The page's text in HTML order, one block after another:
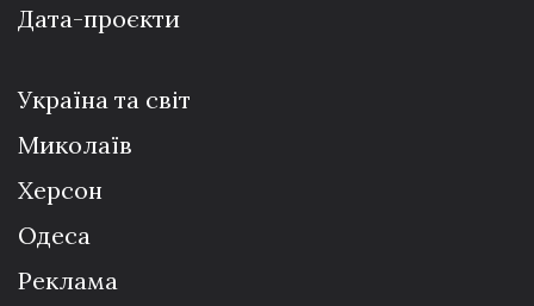
Дата-проєкти
Україна та світ
Миколаїв
Херсон
Одеса
Реклама